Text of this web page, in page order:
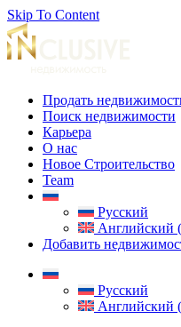
Skip To Content
Продать
Поиск недвижимости
Карьера
О нас
Новое Строительство
Team
Русский
Английский
Добавить
Русский
Английский